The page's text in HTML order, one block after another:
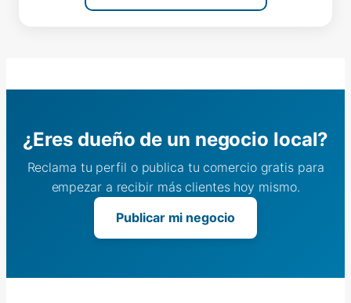
¿Eres dueño de un negocio local?
Reclama tu perfil o publica tu comercio gratis para
empezar a recibir más clientes hoy mismo.
Publicar mi negocio